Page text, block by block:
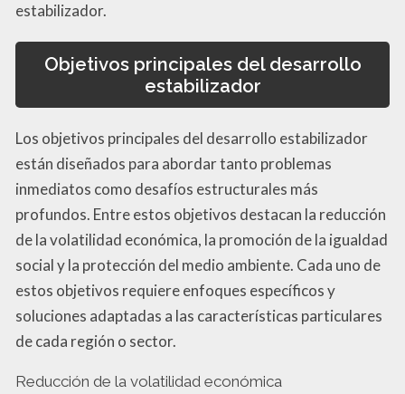
estabilizador.
Objetivos principales del desarrollo
estabilizador
Los objetivos principales del desarrollo estabilizador
están diseñados para abordar tanto problemas
inmediatos como desafíos estructurales más
profundos. Entre estos objetivos destacan la reducción
de la volatilidad económica, la promoción de la igualdad
social y la protección del medio ambiente. Cada uno de
estos objetivos requiere enfoques específicos y
soluciones adaptadas a las características particulares
de cada región o sector.
Reducción de la volatilidad económica